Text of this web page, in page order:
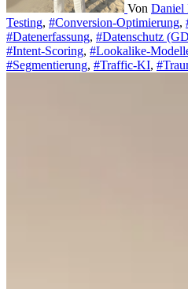
Von Daniel
Testing, #Conversion-Optimierung,
#Datenerfassung, #Datenschutz
#Intent-Scoring, #Lookalike-
#Segmentierung, #Traffic-KI,